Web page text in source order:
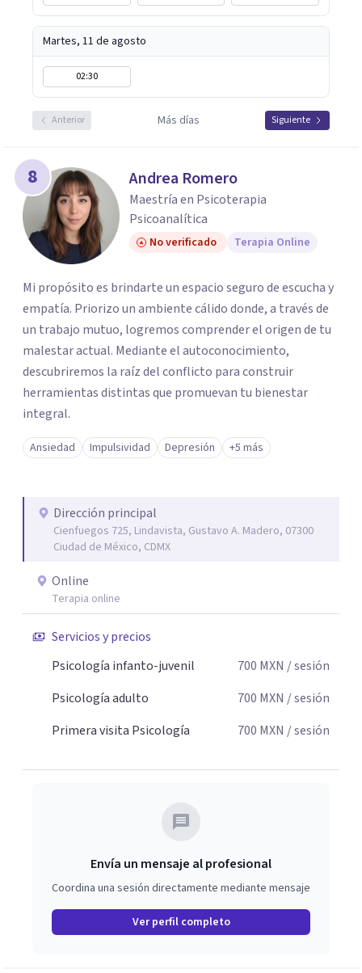
Martes, 11 de agosto
02:30
Anterior Más días Siguiente
8 Andrea Romero
Maestría en Psicoterapia
Psicoanalítica
No verificado Terapia Online
Mi propósito es brindarte un espacio seguro de escucha y
empatía. Priorizo un ambiente cálido donde, a través de
un trabajo mutuo, logremos comprender el origen de tu
malestar actual. Mediante el autoconocimiento,
descubriremos la raíz del conflicto para construir
herramientas distintas que promuevan tu bienestar
integral.
Ansiedad Impulsividad Depresión +5 más
Dirección principal
Cienfuegos 725, Lindavista, Gustavo A. Madero, 07300
Ciudad de México, CDMX
Online
Terapia online
Servicios y precios
Psicología infanto-juvenil
700 MXN / sesión
Psicología adulto
700 MXN / sesión
Primera visita Psicología
700 MXN / sesión
Envía un mensaje al profesional
Coordina una sesión directamente mediante mensaje
Ver perfil completo